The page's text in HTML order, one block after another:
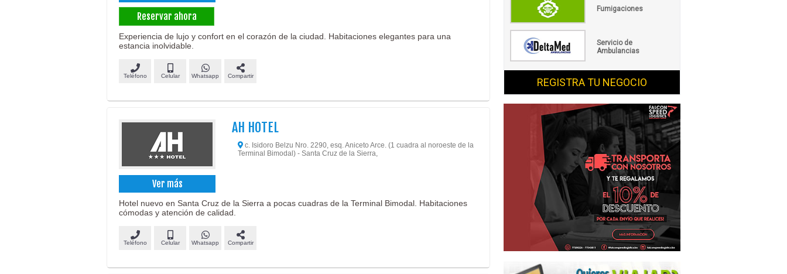
Reservar ahora
Experiencia de lujo y confort en el corazón de la ciudad. Habitaciones elegantes para una
estancia inolvidable.
Teléfono Celular Whatsapp Compartir
Ver más
AH HOTEL
c. Isidoro Belzu Nro. 2290, esq. Aniceto Arce. (1 cuadra al noroeste de la
Terminal Bimodal) - Santa Cruz de la Sierra,
Hotel nuevo en Santa Cruz de la Sierra a pocas cuadras de la Terminal Bimodal. Habitaciones
cómodas y atención de calidad.
Teléfono Celular Whatsapp Compartir
Fumigaciones
Servicio de
Ambulancias
REGISTRA TU NEGOCIO